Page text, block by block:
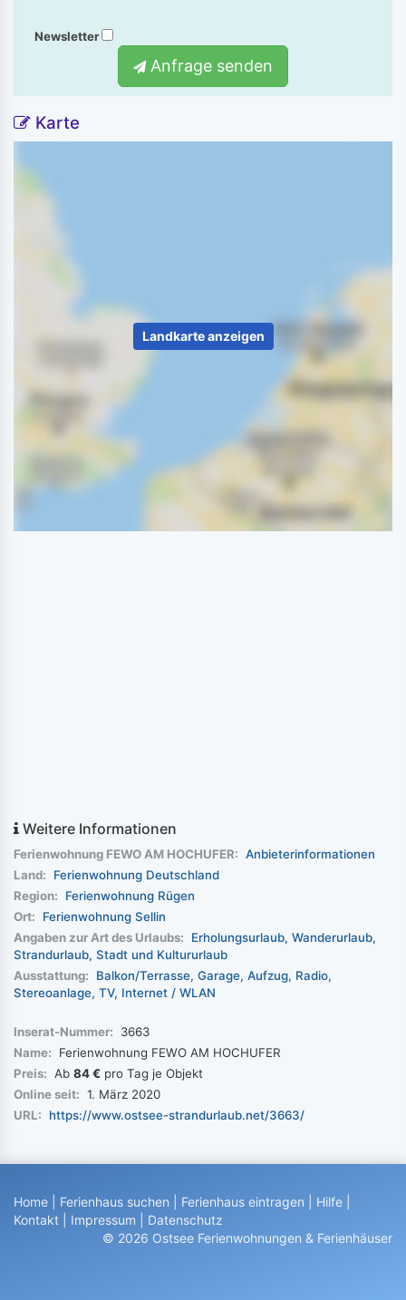
Newsletter
Anfrage senden
Karte
Landkarte anzeigen
Weitere Informationen
Ferienwohnung FEWO AM HOCHUFER: Anbieterinformationen
Land:
Ferienwohnung Deutschland
Region:
Ferienwohnung Rügen
Ort:
Ferienwohnung Sellin
Angaben zur Art des Urlaubs:
Erholungsurlaub Wanderurlaub
Strandurlaub Stadt und Kultururlaub
Ausstattung:
Balkon/Terrasse Garage Aufzug Radio
Stereoanlage TV Internet / WLAN
Inserat-Nummer:
3663
Name:
Ferienwohnung FEWO AM HOCHUFER
Preis: Ab 84 € pro Tag je Objekt
Online seit: 1. März 2020
URL:
https://www.ostsee-strandurlaub.net/3663/
Home Ferienhaus suchen Ferienhaus eintragen Hilfe
Kontakt
Impressum
Datenschutz
© 2026 Ostsee Ferienwohnungen & Ferienhäuser